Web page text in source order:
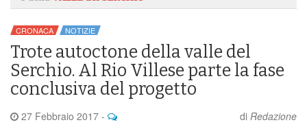
CRONACA NOTIZIE
Trote autoctone della valle del
Serchio. Al Rio Villese parte la fase
conclusiva del progetto
27 Febbraio 2017 - di Redazione